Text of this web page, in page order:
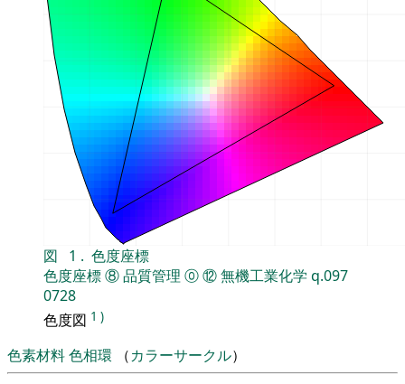
図 1 . 色度座標
色度座標⑧品質管理 ⓪⑫無機工業化学 q.097
0728
色度図 1 )
色素材料色相環 （カラーサークル）